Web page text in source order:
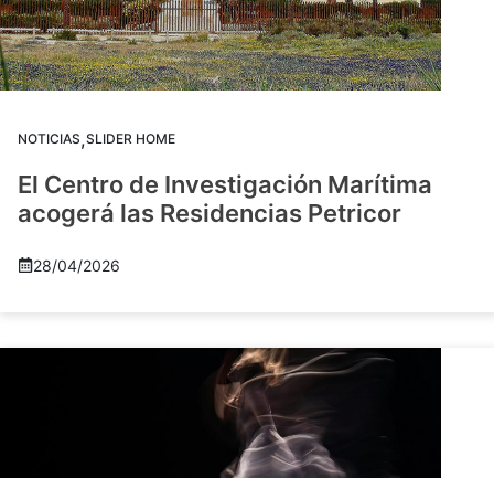
NOTICIAS,SLIDER HOME
El Centro de Investigación Marítima
acogerá las Residencias Petricor
28/04/2026